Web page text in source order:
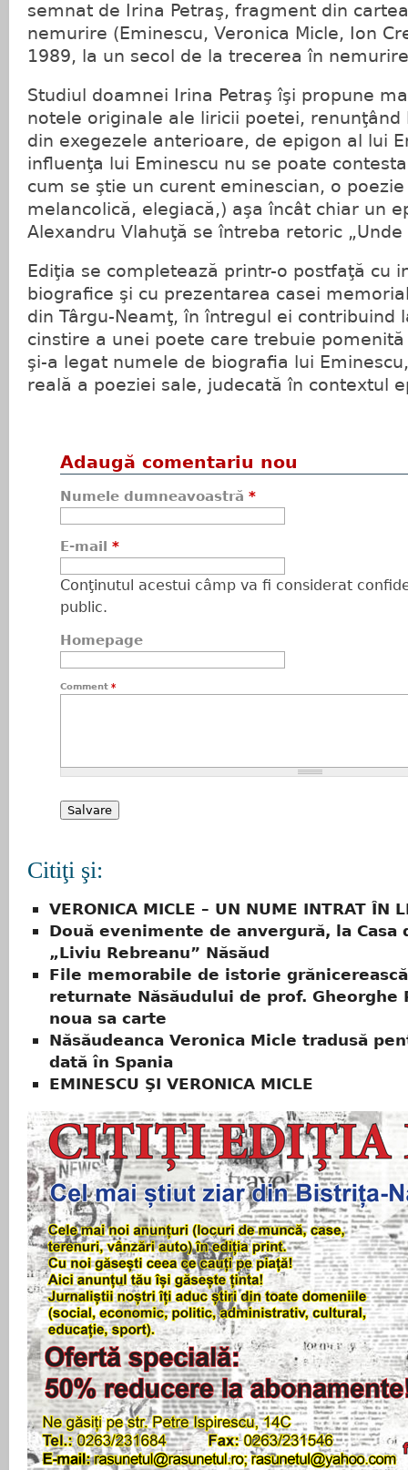
semnat de Irina Petraş, fragment din
nemurire (Eminescu, Veronica Micle, Ion
1989, la un secol de la trecerea în
Studiul doamnei Irina Petraş îşi propune
notele originale ale liricii poetei, renunţând
din exegezele anterioare, de epigon al lui
influenţa lui Eminescu nu se poate
cum se ştie un curent eminescian, o
melancolică, elegiacă,) aşa încât chiar un
Alexandru Vlahuţă se întreba retoric
Ediţia se completează printr-o postfaţă cu
biografice şi cu prezentarea casei
din Târgu-Neamţ, în întregul ei contribuind
cinstire a unei poete care trebuie
şi-a legat numele de biografia lui
reală a poeziei sale, judecată în contextul
Adaugă comentariu nou
Numele dumneavoastră *
E-mail *
Conţinutul acestui câmp va fi considerat
public.
Homepage
Comment *
Citiţi şi:
VERONICA MICLE – UN NUME INTRAT ÎN
Două evenimente de anvergură, la Casa
„Liviu Rebreanu” Năsăud
File memorabile de istorie
returnate Năsăudului de prof. Gheorghe
noua sa carte
Năsăudeanca Veronica Micle tradusă
dată în Spania
EMINESCU ŞI VERONICA MICLE